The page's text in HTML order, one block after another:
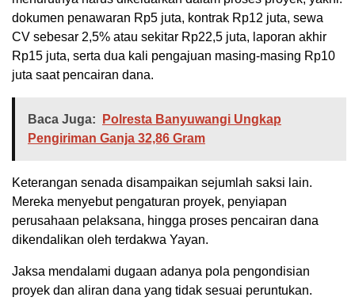
dokumen penawaran Rp5 juta, kontrak Rp12 juta, sewa
CV sebesar 2,5% atau sekitar Rp22,5 juta, laporan akhir
Rp15 juta, serta dua kali pengajuan masing-masing Rp10
juta saat pencairan dana.
Baca Juga:
Polresta Banyuwangi Ungkap
Pengiriman Ganja 32,86 Gram
Keterangan senada disampaikan sejumlah saksi lain.
Mereka menyebut pengaturan proyek, penyiapan
perusahaan pelaksana, hingga proses pencairan dana
dikendalikan oleh terdakwa Yayan.
Jaksa mendalami dugaan adanya pola pengondisian
proyek dan aliran dana yang tidak sesuai peruntukan.